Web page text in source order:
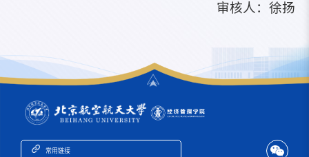
审核人：徐扬
常用链接